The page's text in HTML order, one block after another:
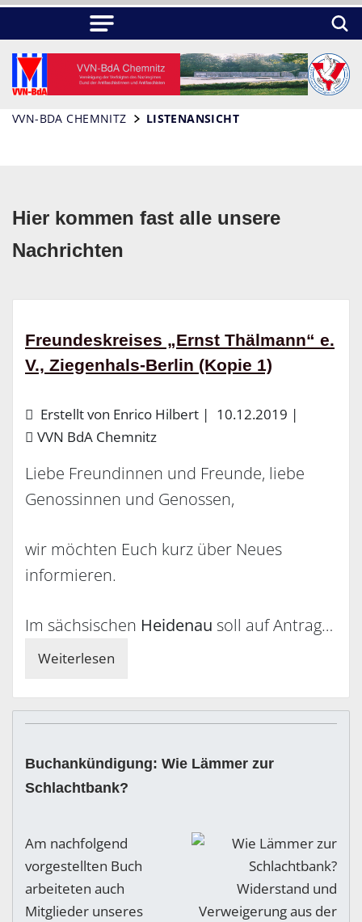
VVN-BDA CHEMNITZ LISTENANSICHT
Hier kommen fast alle unsere
Nachrichten
Freundeskreises „Ernst Thälmann“ e.
V., Ziegenhals-Berlin (Kopie 1)
Erstellt von Enrico Hilbert | 10.12.2019 |
VVN BdA Chemnitz
Liebe Freundinnen und Freunde, liebe
Genossinnen und Genossen,
wir möchten Euch kurz über Neues
informieren.
Im sächsischen Heidenau soll auf Antrag…
Weiterlesen
Buchankündigung: Wie Lämmer zur
Schlachtbank?
Am nachfolgend
vorgestellten Buch
arbeiteten auch
Mitglieder unseres